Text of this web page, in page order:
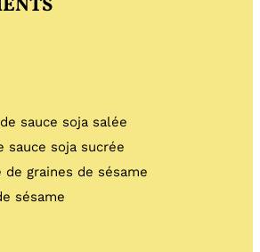
sauce soja salée
sauce soja sucrée
graines de sésame
sésame